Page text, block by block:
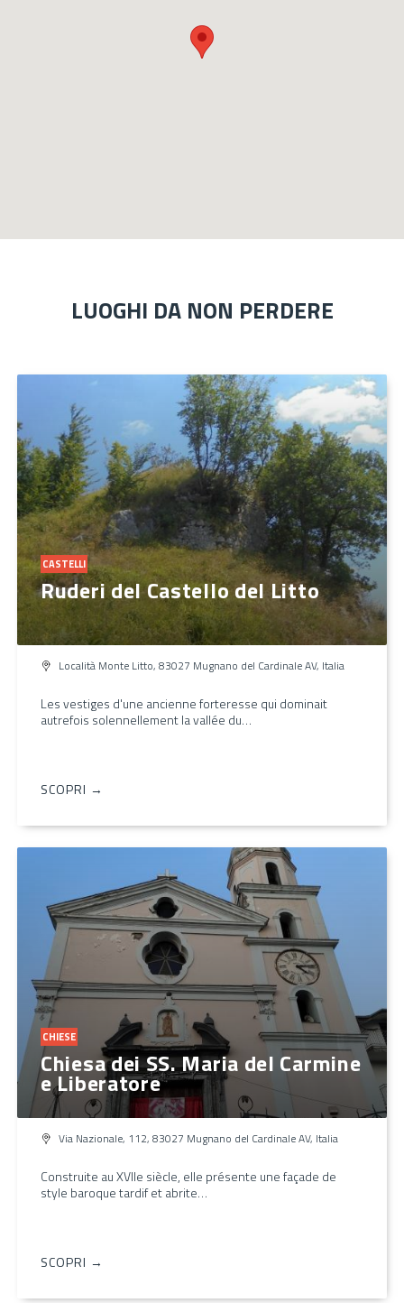
LUOGHI DA NON PERDERE
CASTELLI
Ruderi del Castello del Litto
Località Monte Litto, 83027 Mugnano del Cardinale AV, Italia
Les vestiges d'une ancienne forteresse qui dominait
autrefois solennellement la vallée du…
SCOPRI →
CHIESE
Chiesa dei SS. Maria del Carmine
e Liberatore
Via Nazionale, 112, 83027 Mugnano del Cardinale AV, Italia
Construite au XVIIe siècle, elle présente une façade de
style baroque tardif et abrite…
SCOPRI →